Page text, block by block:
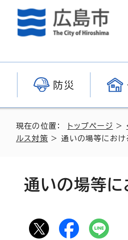
防災
現在の位置： トップページ >
ルス対策 > 通いの場等におけ
通いの場等